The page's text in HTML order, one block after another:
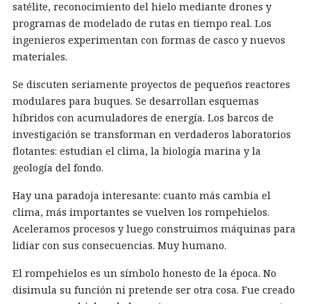
satélite, reconocimiento del hielo mediante drones y
programas de modelado de rutas en tiempo real. Los
ingenieros experimentan con formas de casco y nuevos
materiales.
Se discuten seriamente proyectos de pequeños reactores
modulares para buques. Se desarrollan esquemas
híbridos con acumuladores de energía. Los barcos de
investigación se transforman en verdaderos laboratorios
flotantes: estudian el clima, la biología marina y la
geología del fondo.
Hay una paradoja interesante: cuanto más cambia el
clima, más importantes se vuelven los rompehielos.
Aceleramos procesos y luego construimos máquinas para
lidiar con sus consecuencias. Muy humano.
El rompehielos es un símbolo honesto de la época. No
disimula su función ni pretende ser otra cosa. Fue creado